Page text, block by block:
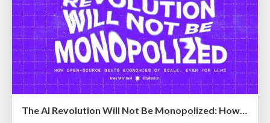
The AI Revolution Will Not Be Monopolized: How open-source beats economies of scale, even for LLMs